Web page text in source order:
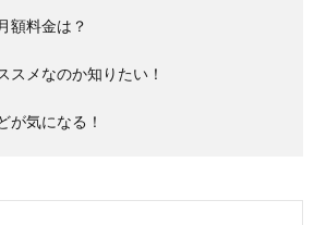
額料金は？
スメなのか知りたい！
が気になる！